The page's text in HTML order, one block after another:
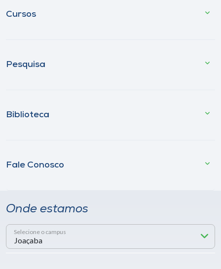
Cursos
Pesquisa
Biblioteca
Fale Conosco
Onde estamos
Selecione o campus